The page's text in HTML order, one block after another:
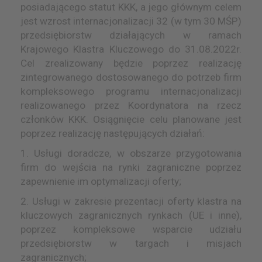
posiadającego statut KKK, a jego głównym celem
jest wzrost internacjonalizacji 32 (w tym 30 MŚP)
przedsiębiorstw działających w ramach
Krajowego Klastra Kluczowego do 31.08.2022r.
Cel zrealizowany będzie poprzez realizację
zintegrowanego dostosowanego do potrzeb firm
kompleksowego programu internacjonalizacji
realizowanego przez Koordynatora na rzecz
członków KKK. Osiągnięcie celu planowane jest
poprzez realizację następujących działań:
1. Usługi doradcze, w obszarze przygotowania
firm do wejścia na rynki zagraniczne poprzez
zapewnienie im optymalizacji oferty;
2. Usługi w zakresie prezentacji oferty klastra na
kluczowych zagranicznych rynkach (UE i inne),
poprzez kompleksowe wsparcie udziału
przedsiębiorstw w targach i misjach
zagranicznych;